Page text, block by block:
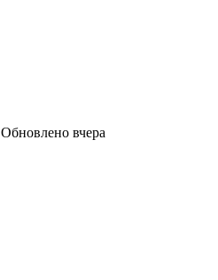
Обновлено вчера